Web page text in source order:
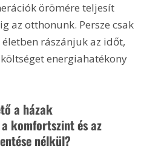
örömére teljesít
az otthonunk. Persze csak
rászánjuk az időt,
energiahatékony
a házak
komfortszint és az
nélkül?